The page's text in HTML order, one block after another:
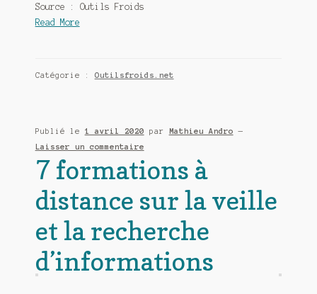
Source : Outils Froids
Read More
Catégorie : Outilsfroids.net
Publié le 1 avril 2020 par Mathieu Andro
—
Laisser un commentaire
7 formations à
distance sur la veille
et la recherche
d’informations